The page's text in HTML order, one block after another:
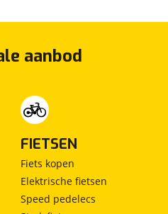
aanbod
FIETSEN
Fiets kopen
Elektrische fietsen
Speed pedelecs